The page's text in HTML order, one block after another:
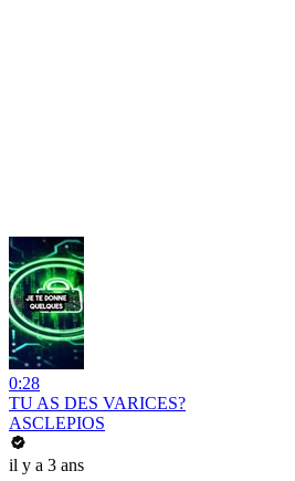
0:28
TU AS DES VARICES?
ASCLEPIOS
il y a 3 ans